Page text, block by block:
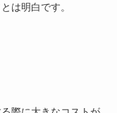
は明白です。